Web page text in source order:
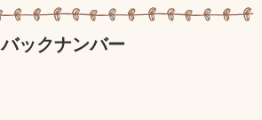
バックナンバー